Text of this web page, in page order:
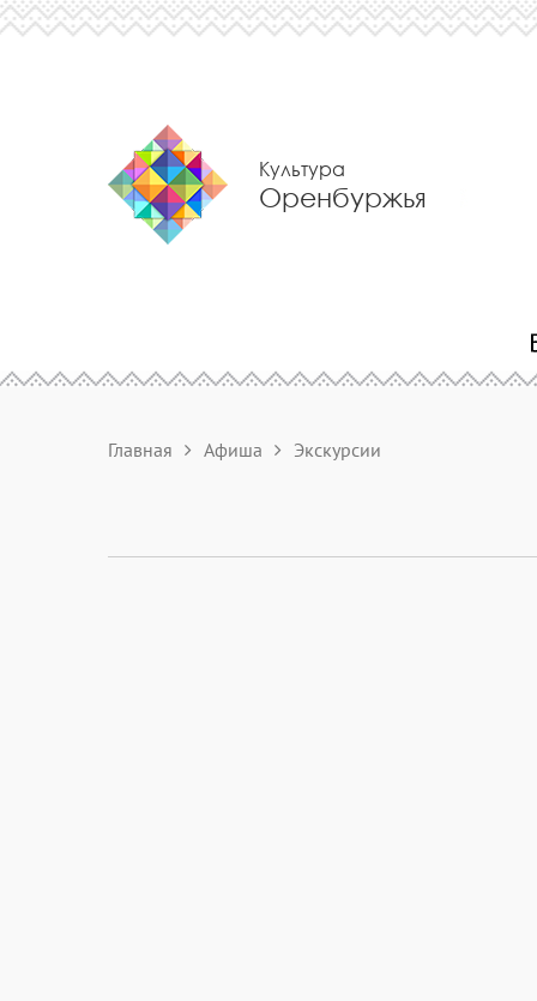
Культура
Оренбуржья
Главная Афиша Экскурсии